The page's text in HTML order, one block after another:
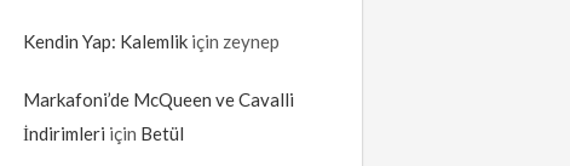
Kendin Yap: Kalemlik için zeynep
Markafoni’de McQueen ve Cavalli
İndirimleri için Betül